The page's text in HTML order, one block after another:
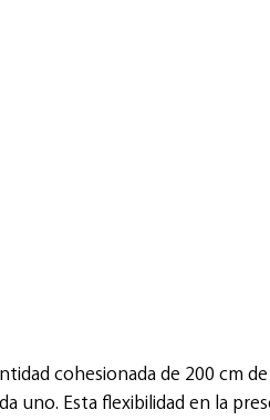
cohesionada de 200 cm
uno. Esta flexibilidad en la